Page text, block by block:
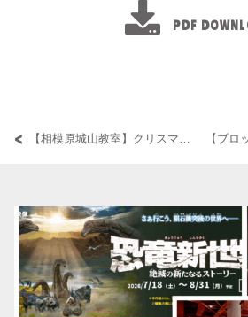
PDF